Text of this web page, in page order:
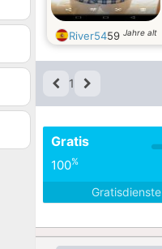
River5459 Jahre alt
1
Gratis
100%
Gratisdienste